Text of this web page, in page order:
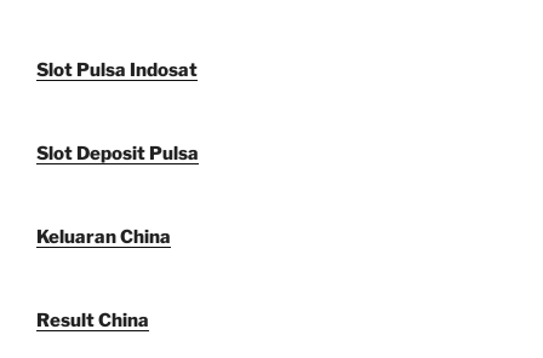
Slot Pulsa Indosat
Slot Deposit Pulsa
Keluaran China
Result China